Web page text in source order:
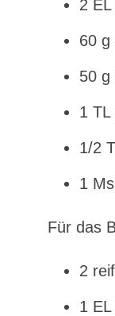
2
60 g
50 g
1
1/2
1
Für das
2
1